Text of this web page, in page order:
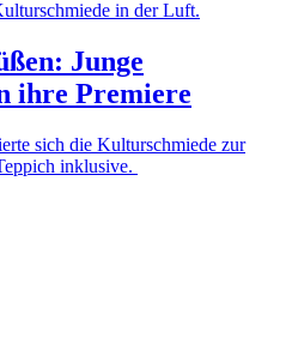
Junge
ihre Premiere
sich die Kulturschmiede zur
inklusive.